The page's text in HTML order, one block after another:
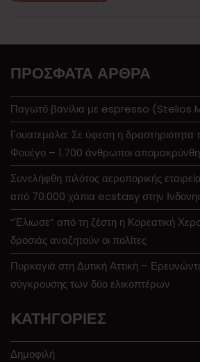
ΠΡΌΣΦΑΤΑ ΆΡΘΡΑ
Παγωτό βανίλια με espresso (Stelios
Γουατεμάλα: Σε ύφεση η δραστηριότητα
Φουέγο – 1.700 άνθρωποι
Συνελήφθη πιλότος αεροπορικής
από 70.000 χάπια ecstasy στην
“Έλιωσε” από τη ζέστη η Κορεατική
δροσιάς αναζητούν οι πολίτες
Πυρκαγιά στη Δυτική Αττική –
σύγκρουσης των δύο ελικοπτέρων
KΑΤΗΓΟΡΊΕΣ
Δημοφιλή